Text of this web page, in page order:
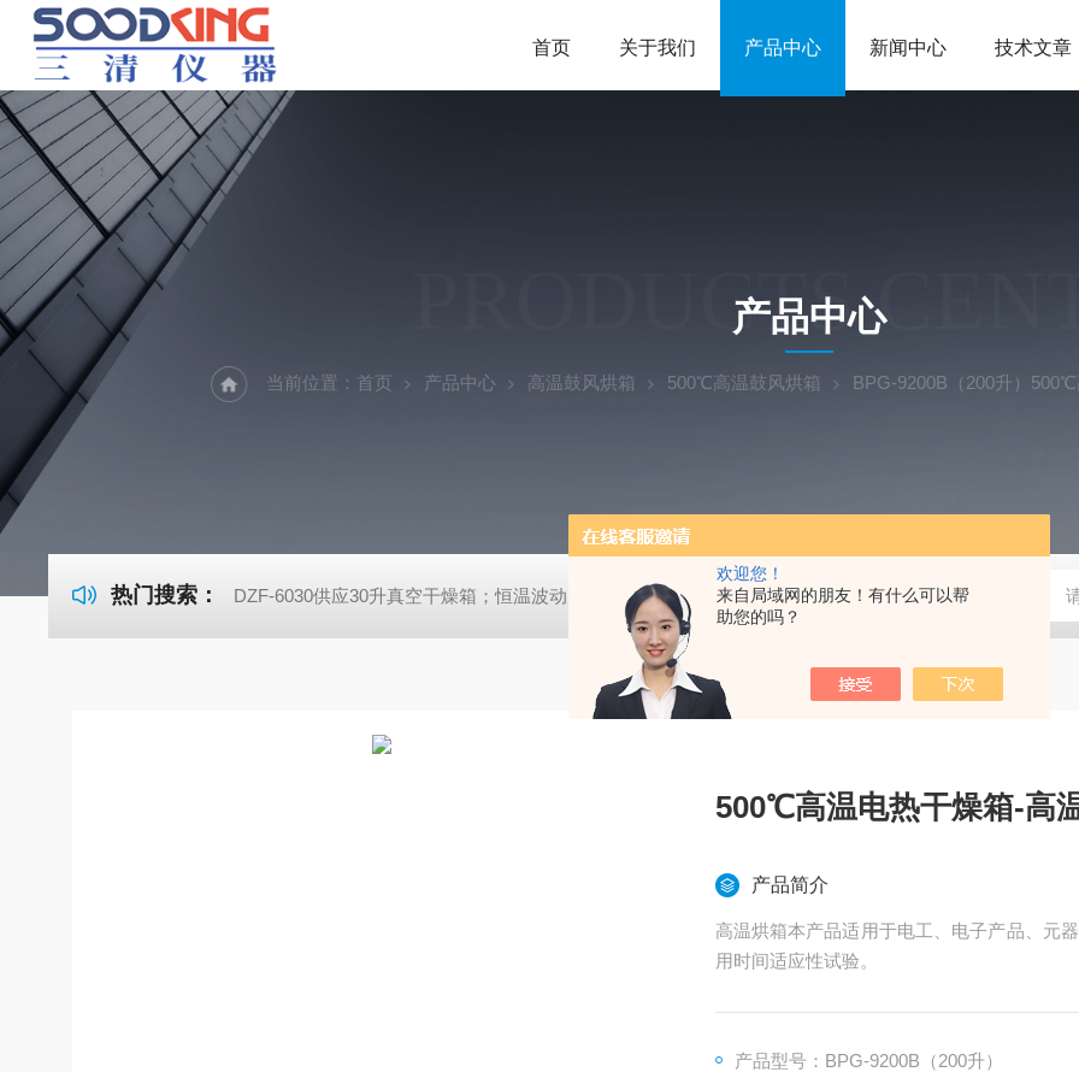
欢迎您！
来自局域网的朋友！有什么可以帮
助您的吗？
首页 关于我们 产品中心 新闻中心 技术文章
PRODUCTS
产品中心
当前位置： 首页 产品中心 高温鼓风烘箱 500℃高温鼓风烘箱 BPG-9200B（200升）
热门搜索： DZF-6030供应30升真空干燥箱；恒温波动度:±0.5℃ DHG-9140B（140升）电热恒温鼓风干燥箱，不锈
500℃高温电热干燥箱-高
产品简介
高温烘箱本产品适用于电工、电子产品、元
用时间适应性试验。
产品型号：BPG-9200B（200升）